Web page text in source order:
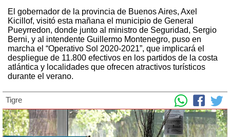
El gobernador de la provincia de Buenos Aires, Axel
Kicillof, visitó esta mañana el municipio de General
Pueyrredon, donde junto al ministro de Seguridad, Sergio
Berni, y al intendente Guillermo Montenegro, puso en
marcha el “Operativo Sol 2020-2021”, que implicará el
despliegue de 11.800 efectivos en los partidos de la costa
atlántica y localidades que ofrecen atractivos turísticos
durante el verano.
Tigre